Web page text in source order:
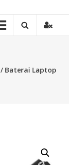
/ Baterai Laptop